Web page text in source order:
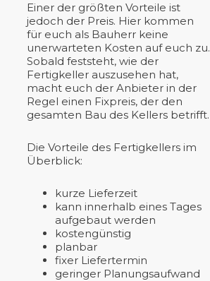
Einer der größten Vorteile ist
jedoch der Preis. Hier kommen
für euch als Bauherr keine
unerwarteten Kosten auf euch zu.
Sobald feststeht, wie der
Fertigkeller auszusehen hat,
macht euch der Anbieter in der
Regel einen Fixpreis, der den
gesamten Bau des Kellers betrifft.
Die Vorteile des Fertigkellers im
Überblick:
kurze Lieferzeit
kann innerhalb eines Tages
aufgebaut werden
kostengünstig
planbar
fixer Liefertermin
geringer Planungsaufwand